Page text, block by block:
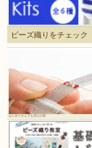
ビーズ織りをチェック
はじめてさんでも安心の箱